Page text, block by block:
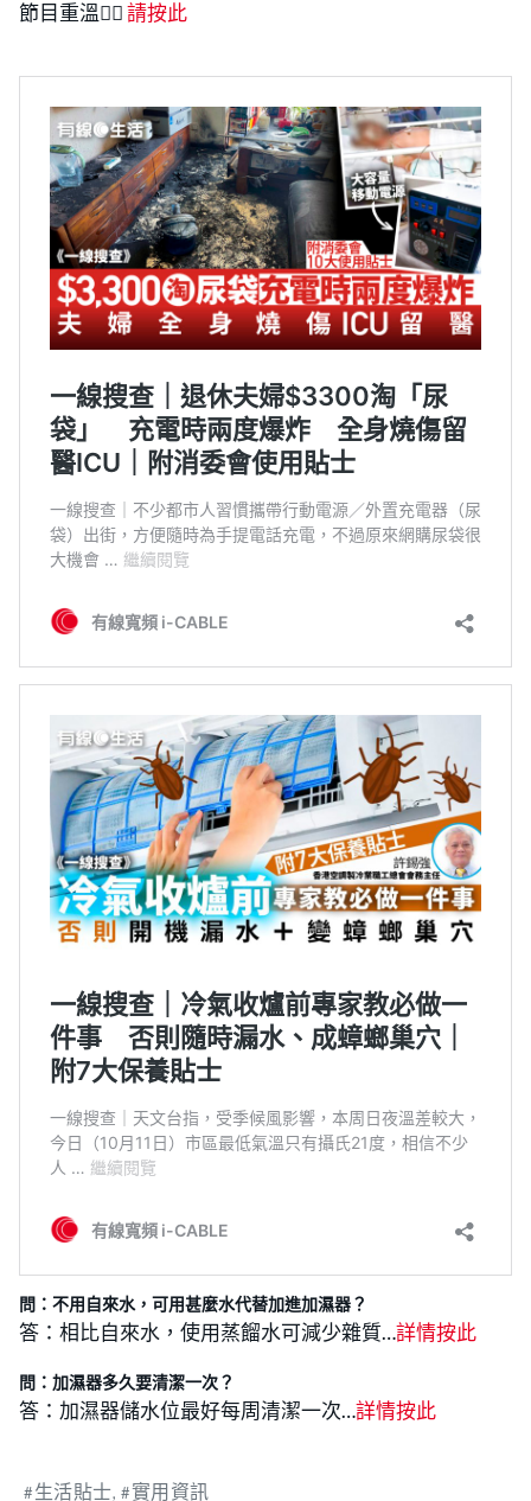
節目重溫👉🏻請按此
問：不用自來水，可用甚麼水代替加進加濕器？
答：相比自來水，使用蒸餾水可減少雜質…詳情按此
問：加濕器多久要清潔一次？
答：加濕器儲水位最好每周清潔一次…詳情按此
生活貼士 實用資訊